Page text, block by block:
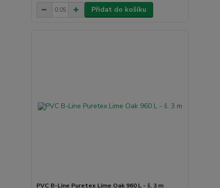
Přidat do košíku
PVC B-Line Puretex Lime Oak 960 L - š. 3 m